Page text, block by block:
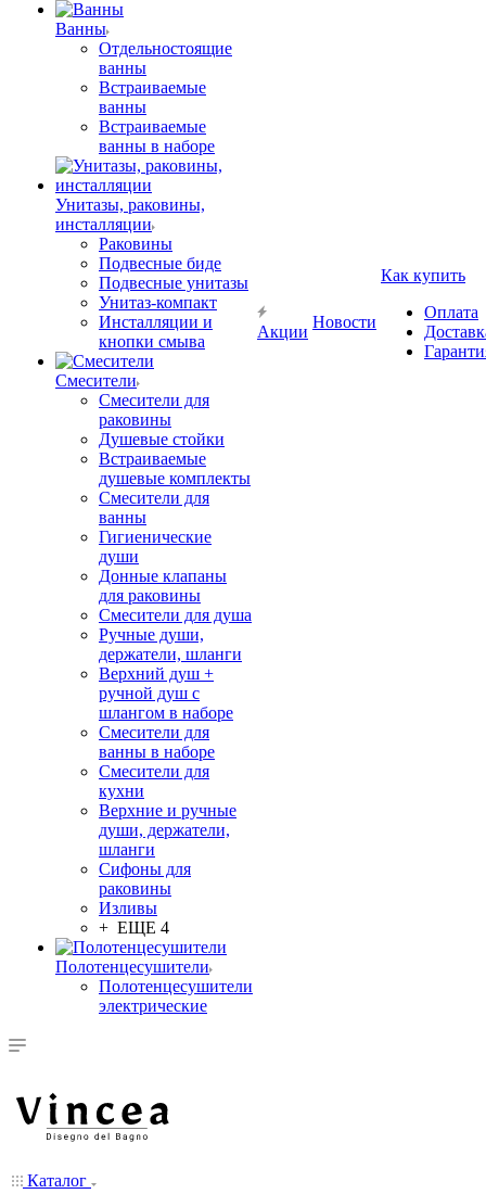
Ванны
Отдельностоящие
ванны
Встраиваемые
ванны
Встраиваемые
ванны в наборе
Унитазы, раковины,
инсталляции
Раковины
Подвесные биде
Подвесные унитазы
Унитаз-компакт
Инсталляции и
кнопки смыва
Смесители
Смесители для
раковины
Душевые стойки
Встраиваемые
душевые комплекты
Смесители для
ванны
Гигиенические
души
Донные клапаны
для раковины
Смесители для душа
Ручные души,
держатели, шланги
Верхний душ +
ручной душ с
шлангом в наборе
Смесители для
ванны в наборе
Смесители для
кухни
Верхние и ручные
души, держатели,
шланги
Сифоны для
раковины
Изливы
+ ЕЩЕ 4
Полотенцесушители
Полотенцесушители
электрические
Акции
Новости
Как купить
Оплата
Каталог